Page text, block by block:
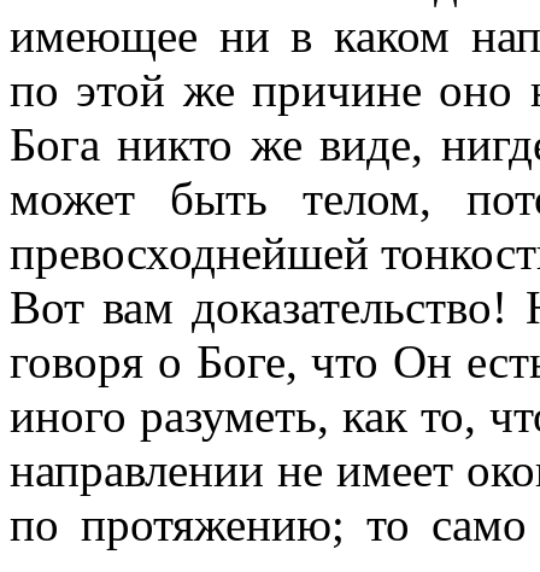
имеющее ни в каком
по этой же причине оно
Бога никто же виде,
может быть телом,
превосходнейшей
Вот вам
говоря о Боге, что Он
иного разуметь, как то,
направлении не имеет
по протяжению; то само